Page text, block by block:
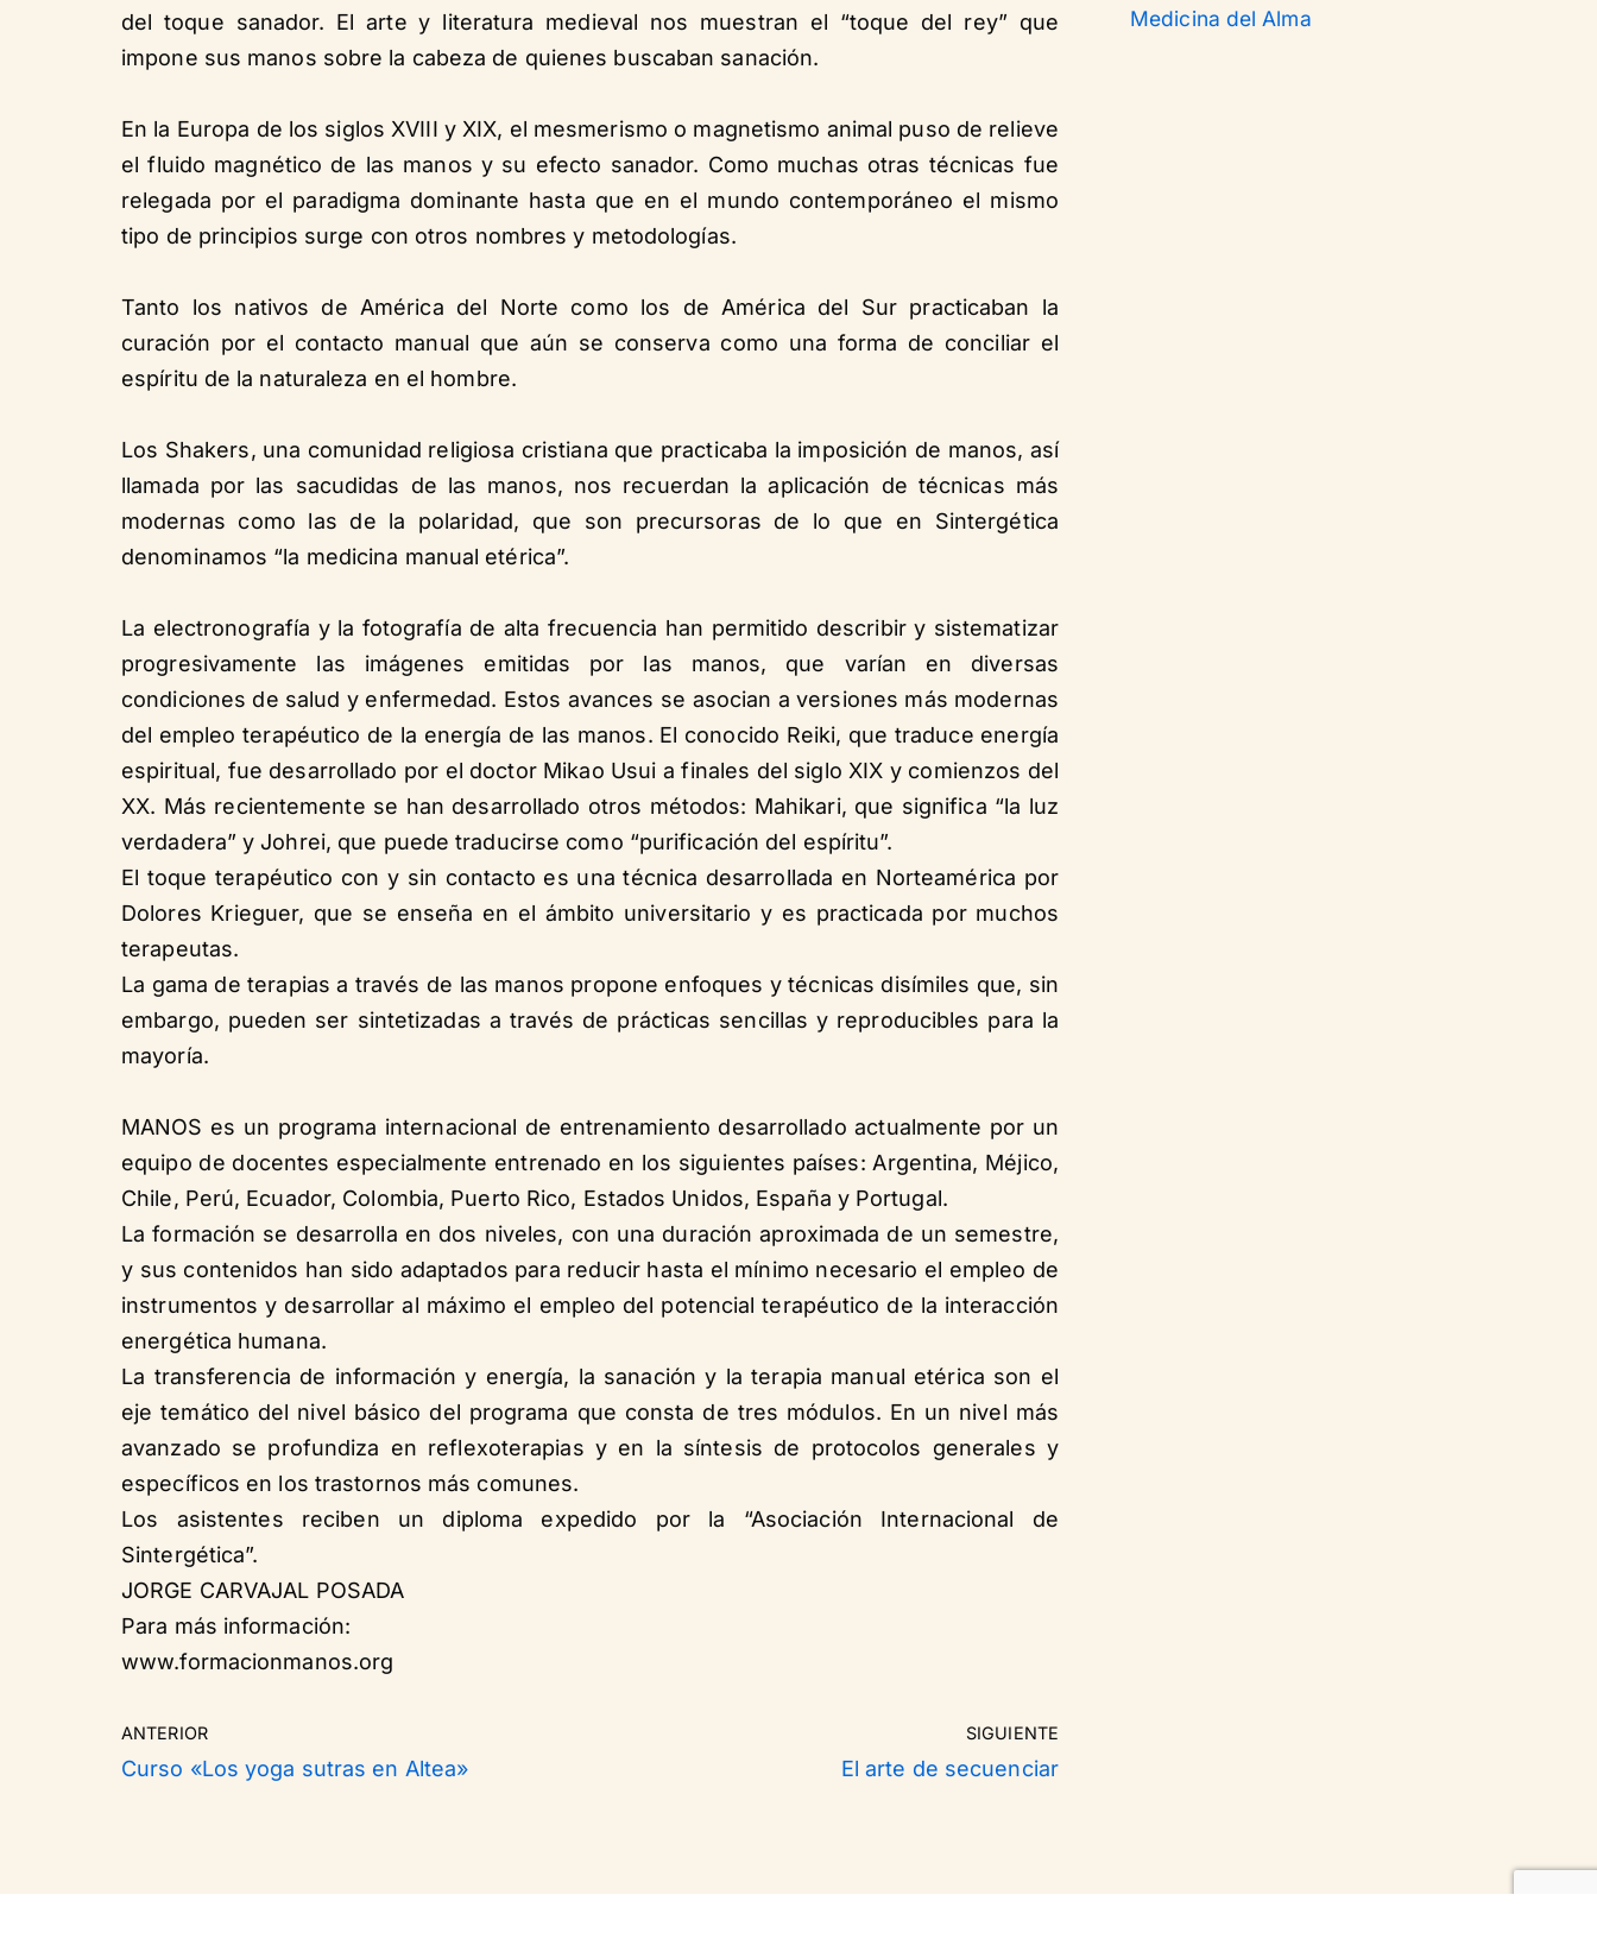
del toque sanador. El arte y literatura medieval nos muestran el “toque del rey” que
impone sus manos sobre la cabeza de quienes buscaban sanación.
En la Europa de los siglos XVIII y XIX, el mesmerismo o magnetismo animal puso de relieve
el fluido magnético de las manos y su efecto sanador. Como muchas otras técnicas fue
relegada por el paradigma dominante hasta que en el mundo contemporáneo el mismo
tipo de principios surge con otros nombres y metodologías.
Tanto los nativos de América del Norte como los de América del Sur practicaban la
curación por el contacto manual que aún se conserva como una forma de conciliar el
espíritu de la naturaleza en el hombre.
Los Shakers, una comunidad religiosa cristiana que practicaba la imposición de manos, así
llamada por las sacudidas de las manos, nos recuerdan la aplicación de técnicas más
modernas como las de la polaridad, que son precursoras de lo que en Sintergética
denominamos “la medicina manual etérica”.
La electronografía y la fotografía de alta frecuencia han permitido describir y sistematizar
progresivamente las imágenes emitidas por las manos, que varían en diversas
condiciones de salud y enfermedad. Estos avances se asocian a versiones más modernas
del empleo terapéutico de la energía de las manos. El conocido Reiki, que traduce energía
espiritual, fue desarrollado por el doctor Mikao Usui a finales del siglo XIX y comienzos del
XX. Más recientemente se han desarrollado otros métodos: Mahikari, que significa “la luz
verdadera” y Johrei, que puede traducirse como “purificación del espíritu”.
El toque terapéutico con y sin contacto es una técnica desarrollada en Norteamérica por
Dolores Krieguer, que se enseña en el ámbito universitario y es practicada por muchos
terapeutas.
La gama de terapias a través de las manos propone enfoques y técnicas disímiles que, sin
embargo, pueden ser sintetizadas a través de prácticas sencillas y reproducibles para la
mayoría.
MANOS es un programa internacional de entrenamiento desarrollado actualmente por un
equipo de docentes especialmente entrenado en los siguientes países: Argentina, Méjico,
Chile, Perú, Ecuador, Colombia, Puerto Rico, Estados Unidos, España y Portugal.
La formación se desarrolla en dos niveles, con una duración aproximada de un semestre,
y sus contenidos han sido adaptados para reducir hasta el mínimo necesario el empleo de
instrumentos y desarrollar al máximo el empleo del potencial terapéutico de la interacción
energética humana.
La transferencia de información y energía, la sanación y la terapia manual etérica son el
eje temático del nivel básico del programa que consta de tres módulos. En un nivel más
avanzado se profundiza en reflexoterapias y en la síntesis de protocolos generales y
específicos en los trastornos más comunes.
Los asistentes reciben un diploma expedido por la “Asociación Internacional de
Sintergética”.
JORGE CARVAJAL POSADA
Para más información:
www.formacionmanos.org
ANTERIOR
Curso «Los yoga sutras en Altea»
SIGUIENTE
El arte de secuenciar
Medicina del Alma